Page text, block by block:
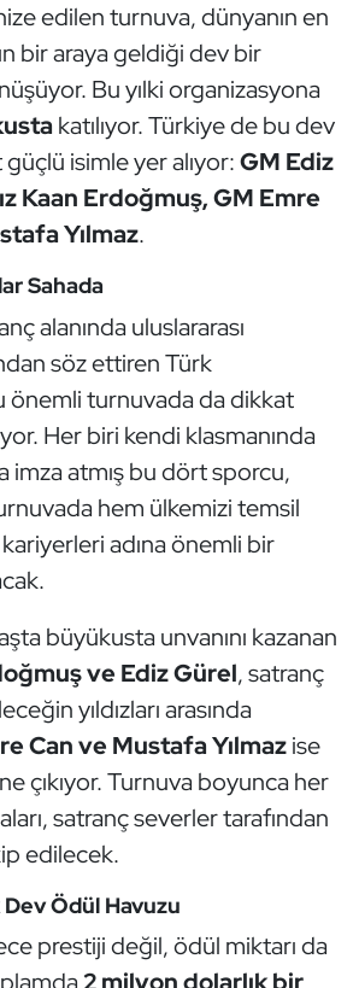
edilen turnuva, dünyanın en
bir araya geldiği dev bir
Bu yılki organizasyona
katılıyor. Türkiye de bu dev
isimle yer alıyor:GM Ediz
Kaan Erdoğmuş, GM Emre
Yılmaz.
Sahada
alanında uluslararası
söz ettiren Türk
önemli turnuvada da dikkat
Her biri kendi klasmanında
imza atmış bu dört sporcu,
hem ülkemizi temsil
adına önemli bir
büyükusta unvanını kazanan
ve Ediz Gürel, satranç
yıldızları arasında
Can ve Mustafa Yılmazise
çıkıyor. Turnuva boyunca her
satranç severler tarafından
edilecek.
Ödül Havuzu
prestiji değil, ödül miktarı da
Sporcular